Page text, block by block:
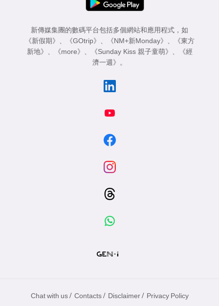
新傳媒集團的數碼平台包括多個網站和應用程式，如
《新假期》
《GOtrip》 《NM+新Monday》
《東方
新地》
《more》 《Sunday Kiss 親子童萌》
《經
濟一週》
。
Chat with us / Contacts / Disclaimer / Privacy Policy